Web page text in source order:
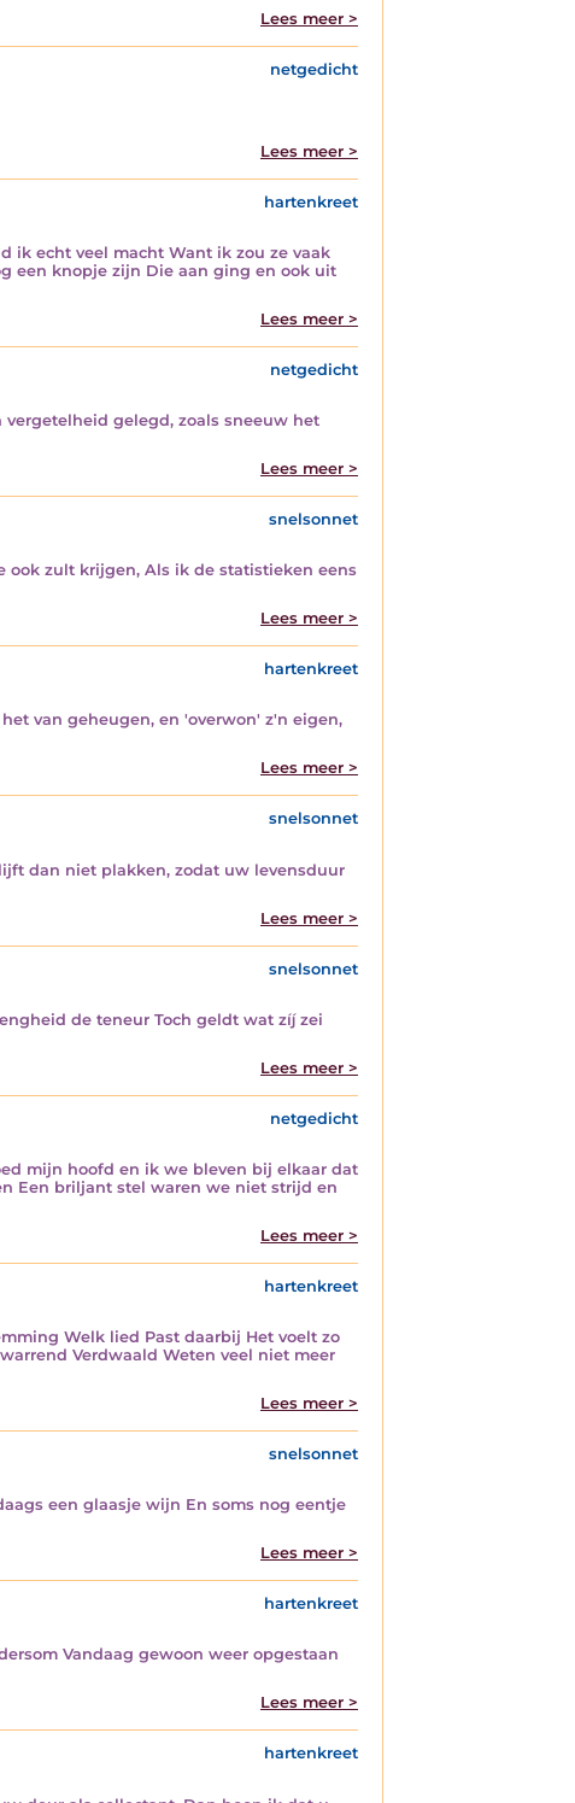
Lees meer >
netgedicht
Lees meer >
hartenkreet
ik echt veel macht Want ik zou ze vaak
een knopje zijn Die aan ging en ook uit
Lees meer >
netgedicht
gelegd, zoals sneeuw het
Lees meer >
snelsonnet
ook zult krijgen, Als ik de statistieken eens
Lees meer >
hartenkreet
van geheugen, en 'overwon' z'n eigen,
Lees meer >
snelsonnet
dan niet plakken, zodat uw levensduur
Lees meer >
snelsonnet
de teneur Toch geldt wat zíj zei
Lees meer >
netgedicht
mijn hoofd en ik we bleven bij elkaar dat
Een briljant stel waren we niet strijd en
Lees meer >
hartenkreet
Welk lied Past daarbij Het voelt zo
Verdwaald Weten veel niet meer
Lees meer >
snelsonnet
een glaasje wijn En soms nog eentje
Lees meer >
hartenkreet
Vandaag gewoon weer opgestaan
Lees meer >
hartenkreet